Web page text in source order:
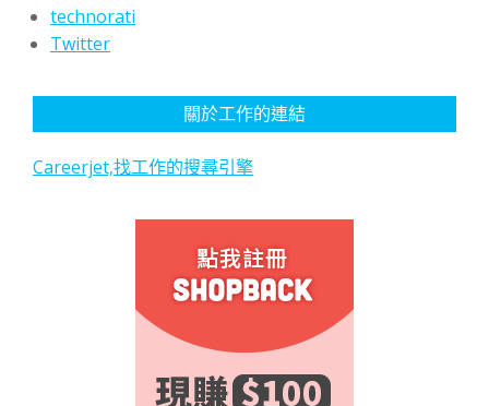
technorati
Twitter
關於工作的連結
Careerjet,找工作的搜尋引擎